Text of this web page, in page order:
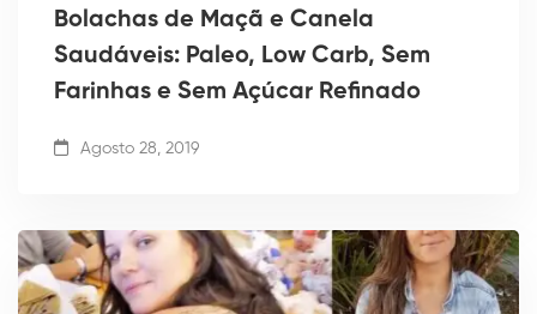
Bolachas de Maçã e Canela
Saudáveis: Paleo, Low Carb, Sem
Farinhas e Sem Açúcar Refinado
Agosto 28, 2019